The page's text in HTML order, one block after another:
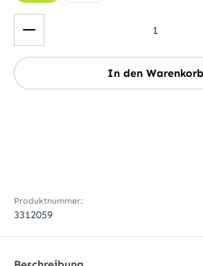
Produkt Anzahl: Gib den
In den Warenkorb
Produktnummer:
3312059